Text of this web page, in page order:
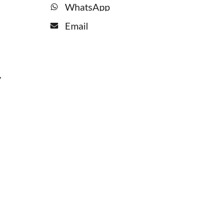
WhatsApp
Email